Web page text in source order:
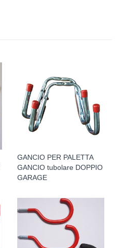
GANCIO PER PALETTA
GANCIO tubolare DOPPIO
GARAGE